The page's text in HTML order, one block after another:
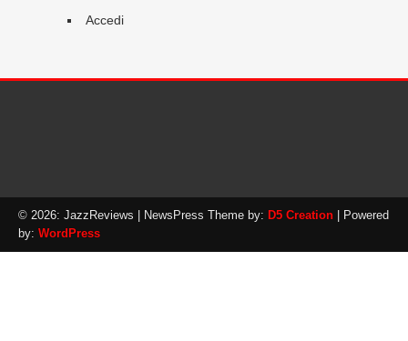
Accedi
© 2026: JazzReviews | NewsPress Theme by: D5 Creation | Powered
by: WordPress